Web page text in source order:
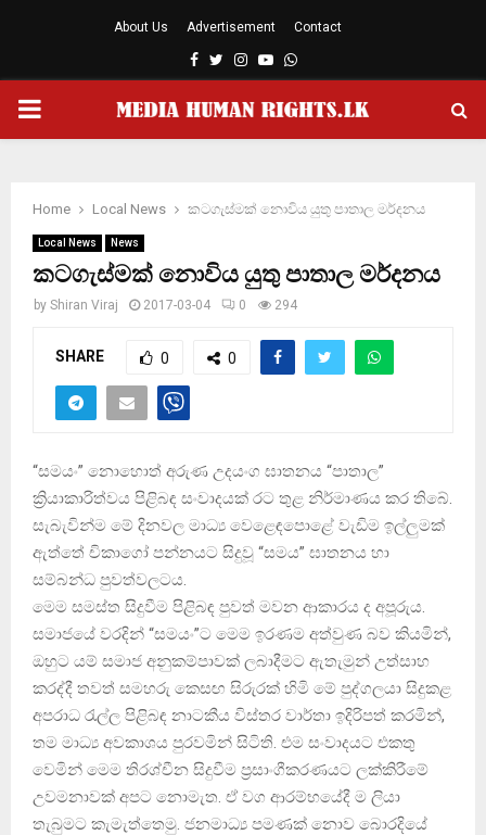
About Us Advertisement Contact
Facebook
TwitterInstagram
YoutubeWhatsapp
PRIMARY
Home Local News කටගැස්මක් නොවිය යුතු පාතාල මර්දනය
Local News News
කටගැස්මක් නොවිය යුතු පාතාල මර්දනය
by Shiran Viraj 2017-03-04 0 294
SHARE 0 0
“සමයං” නොහොත් අරුණ උදයංග ඝාතනය “පාතාල”
ක්‍රියාකාරිත්වය පිළිබඳ සංවාදයක් රට තුළ නිර්මාණය කර තිබේ.
සැබැවින්ම මේ දිනවල මාධ්‍ය වෙළෙඳපොළේ වැඩිම ඉල්ලුමක්
ඇත්තේ චිකාගෝ පන්නයට සිදුවූ “සමය” ඝාතනය හා
සම්බන්ධ පුවත්වලටය.
මෙම සමස්ත සිදුවීම පිළිබඳ පුවත් මවන ආකාරය ද අපූරුය.
සමාජයේ වරදින් “සමයං”ට මෙම ඉරණම අත්වුණ බව කියමින්,
ඔහුට යම් සමාජ අනුකම්පාවක් ලබාදීමට ඇතැමුන් උත්සාහ
කරද්දී තවත් සමහරු කෙසඟ සිරුරක් හිමි මේ පුද්ගලයා සිදුකළ
අපරාධ රැල්ල පිළිබඳ නාටකීය විස්තර වාර්තා ඉදිරිපත් කරමින්,
තම මාධ්‍ය අවකාශය පුරවමින් සිටිති. එම සංවාදයට එකතු
වෙමින් මෙම තිරශ්චීන සිදුවීම ප්‍රසාංගීකරණයට ලක්කිරීමේ
උවමනාවක් අපට නොමැත. ඒ වග ආරම්භයේදී ම ලියා
තැබුමට කැමැත්තෙමු. ජනමාධ්‍ය පමණක් නොව බොරදියේ